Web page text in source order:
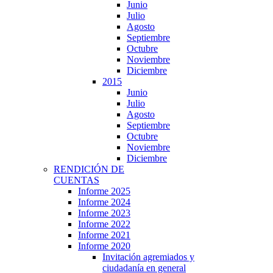
Junio
Julio
Agosto
Septiembre
Octubre
Noviembre
Diciembre
2015
Junio
Julio
Agosto
Septiembre
Octubre
Noviembre
Diciembre
RENDICIÓN DE
CUENTAS
Informe 2025
Informe 2024
Informe 2023
Informe 2022
Informe 2021
Informe 2020
Invitación agremiados y
ciudadanía en general